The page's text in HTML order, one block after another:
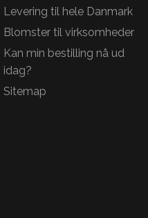
Levering til hele Danmark
Blomster til virksomheder
Kan min bestilling nå ud
idag?
Sitemap